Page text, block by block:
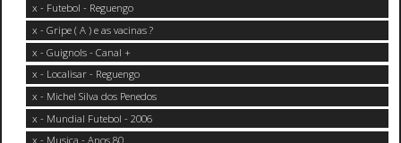
x - Futebol - Reguengo
x - Gripe ( A ) e as vacinas ?
x - Guignols - Canal +
x - Localisar - Reguengo
x - Michel Silva dos Penedos
x - Mundial Futebol - 2006
x - Musica - Anos 80